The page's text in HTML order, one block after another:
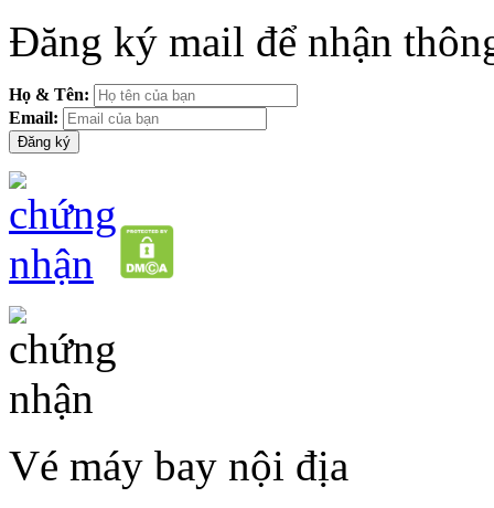
Đăng ký mail để nhận
Họ & Tên:
Email:
Vé máy bay nội địa